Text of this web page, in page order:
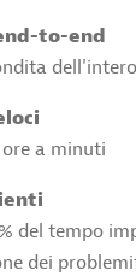
to-end
a minuti
del tempo
dei